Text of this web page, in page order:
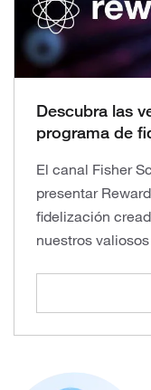
Descubra las
programa de
El canal Fisher
presentar
fidelización
nuestros